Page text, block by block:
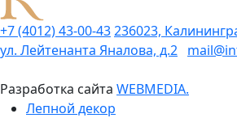
+7 (4012) 43-00-43236023,
ул. Лейтенанта Яналова, д.2
Разработка сайта WEBMEDIA.
Лепной декор